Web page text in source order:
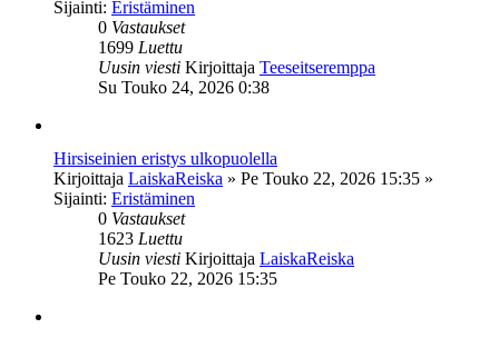
Sijainti: Eristäminen
0 Vastaukset
1699 Luettu
Uusin viesti Kirjoittaja Teeseitseremppa
Su Touko 24, 2026 0:38
Hirsiseinien eristys ulkopuolella
Kirjoittaja LaiskaReiska » Pe Touko 22, 2026 15:35 »
Sijainti: Eristäminen
0 Vastaukset
1623 Luettu
Uusin viesti Kirjoittaja LaiskaReiska
Pe Touko 22, 2026 15:35